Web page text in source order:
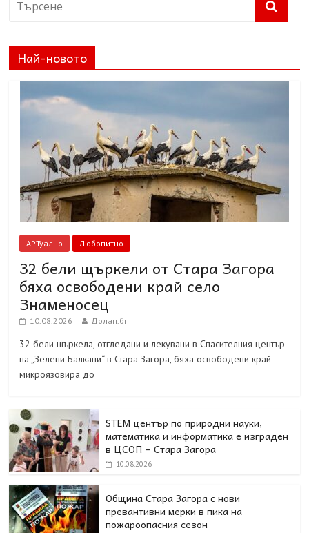
Най-новото
АРТуално Любопитно
32 бели щъркели от Стара Загора
бяха освободени край село
Знаменосец
10.08.2026 Долап.бг
32 бели щъркела, отгледани и лекувани в Спасителния център
на „Зелени Балкани“ в Стара Загора, бяха освободени край
микроязовира до
STEM център по природни науки,
математика и информатика е изграден
в ЦСОП – Стара Загора
10.08.2026
Община Стара Загора с нови
превантивни мерки в пика на
пожароопасния сезон